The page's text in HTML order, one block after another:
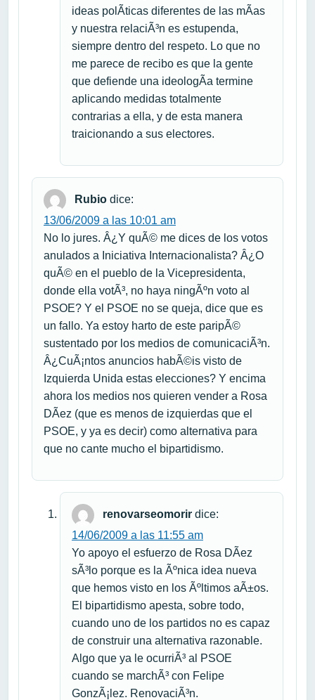
ideas polÃ­ticas diferentes de las mÃ­as
y nuestra relaciÃ³n es estupenda,
siempre dentro del respeto. Lo que no
me parece de recibo es que la gente
que defiende una ideologÃ­a termine
aplicando medidas totalmente
contrarias a ella, y de esta manera
traicionando a sus electores.
Rubio dice:
13/06/2009 a las 10:01 am
No lo jures. Â¿Y quÃ© me dices de los votos
anulados a Iniciativa Internacionalista? Â¿O
quÃ© en el pueblo de la Vicepresidenta,
donde ella votÃ³, no haya ningÃºn voto al
PSOE? Y el PSOE no se queja, dice que es
un fallo. Ya estoy harto de este paripÃ©
sustentado por los medios de comunicaciÃ³n.
Â¿CuÃ¡ntos anuncios habÃ©is visto de
Izquierda Unida estas elecciones? Y encima
ahora los medios nos quieren vender a Rosa
DÃ­ez (que es menos de izquierdas que el
PSOE, y ya es decir) como alternativa para
que no cante mucho el bipartidismo.
renovarseomorir dice:
14/06/2009 a las 11:55 am
Yo apoyo el esfuerzo de Rosa DÃ­ez
sÃ³lo porque es la Ãºnica idea nueva
que hemos visto en los Ãºltimos aÃ±os.
El bipartidismo apesta, sobre todo,
cuando uno de los partidos no es capaz
de construir una alternativa razonable.
Algo que ya le ocurriÃ³ al PSOE
cuando se marchÃ³ con Felipe
GonzÃ¡lez. RenovaciÃ³n.